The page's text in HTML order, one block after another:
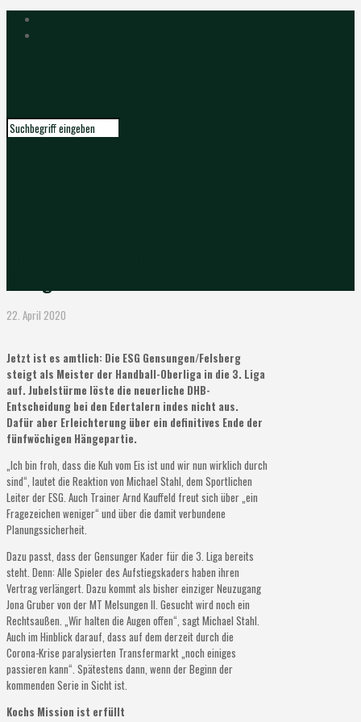
22. April 2020
Jetzt ist es amtlich: Die ESG Gensungen/Felsberg
steigt als Meister der Handball-Oberliga in die 3. Liga
auf. Jubelstürme löste die neuerliche DHB-
Entscheidung bei den Edertalern indes nicht aus.
Dafür aber Erleichterung über ein definitives Ende der
fünfwöchigen Hängepartie.
„Ich bin froh, dass die Kuh vom Eis ist und wir nun wirklich durch
sind“, lautet die Reaktion von Michael Stahl, dem Sportlichen
Leiter der ESG. Auch Trainer Arnd Kauffeld freut sich über „ein
Fragezeichen weniger“ und über die damit verbundene
Planungssicherheit.
Dazu passt, dass der Gensunger Kader für die 3. Liga bereits
steht. Denn: Alle Spieler des Aufstiegskaders haben ihren
Vertrag verlängert. Dazu kommt als bisher einziger Neuzugang
Jona Gruber von der MT Melsungen II. Gesucht wird noch ein
Rechtsaußen. „Wir halten die Augen offen“, sagt Michael Stahl.
Auch im Hinblick darauf, dass auf dem derzeit durch die
Corona-Krise paralysierten Transfermarkt „noch einiges
passieren kann“. Spätestens dann, wenn der Beginn der
kommenden Serie in Sicht ist.
Kochs Mission ist erfüllt